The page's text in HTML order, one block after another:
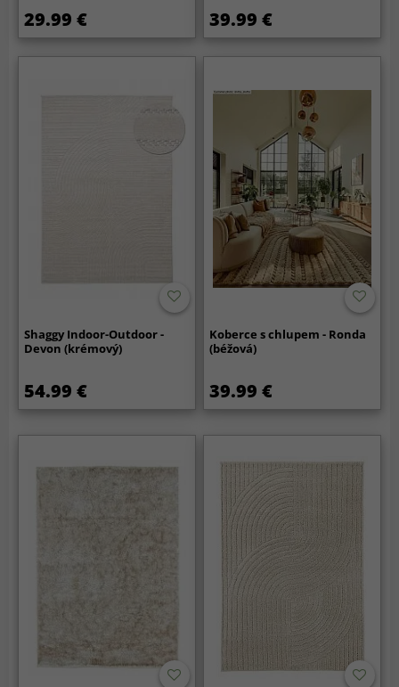
29.99 € 39.99 €
Shaggy Indoor-Outdoor -
Devon (krémový)
54.99 €
Koberce s chlupem - Ronda
(béžová)
39.99 €